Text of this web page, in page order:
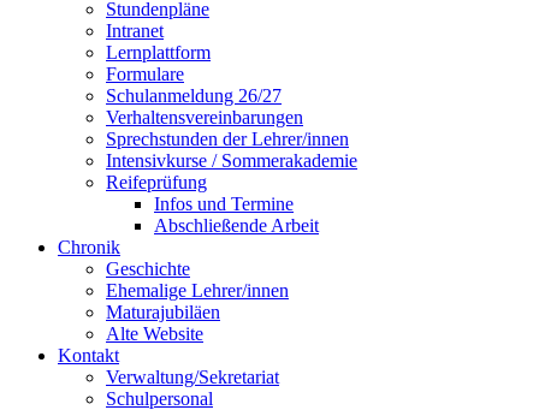
Stundenpläne
Intranet
Lernplattform
Formulare
Schulanmeldung 26/27
Verhaltensvereinbarungen
Sprechstunden der Lehrer/innen
Intensivkurse / Sommerakademie
Reifeprüfung
Infos und Termine
Abschließende Arbeit
Chronik
Geschichte
Ehemalige Lehrer/innen
Maturajubiläen
Alte Website
Kontakt
Verwaltung/Sekretariat
Schulpersonal